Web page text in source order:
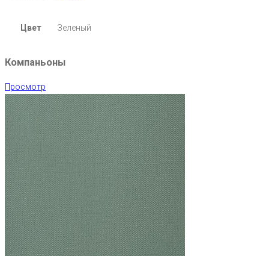
Цвет Зеленый
Компаньоны
Просмотр